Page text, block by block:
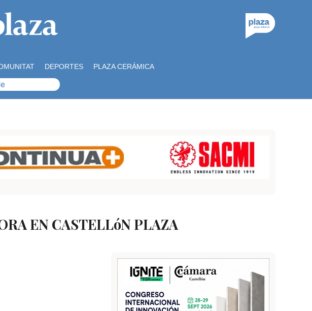
DEPORTES PLAZA CERÁMICA
EN CASTELLóN PLAZA